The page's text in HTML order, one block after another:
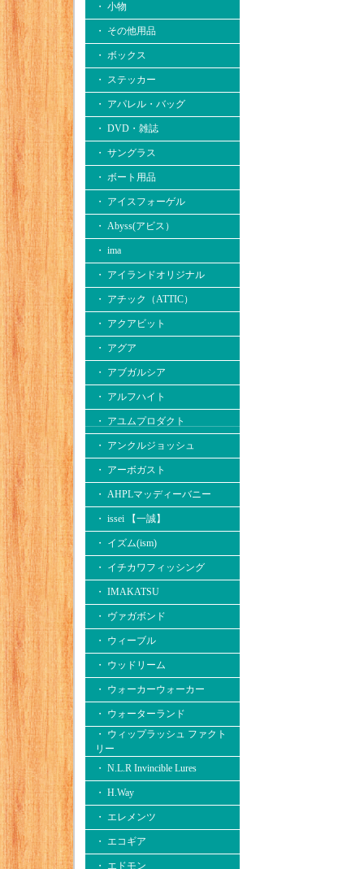
・ 小物
・ その他用品
・ ボックス
・ ステッカー
・ アパレル・バッグ
・ DVD・雑誌
・ サングラス
・ ボート用品
・ アイスフォーゲル
・ Abyss(アビス）
・ ima
・ アイランドオリジナル
・ アチック（ATTIC）
・ アクアビット
・ アグア
・ アブガルシア
・ アルフハイト
・ アユムプロダクト
・ アンクルジョッシュ
・ アーボガスト
・ AHPLマッディーバニー
・ issei 【一誠】
・ イズム(ism)
・ イチカワフィッシング
・ IMAKATSU
・ ヴァガボンド
・ ウィーブル
・ ウッドリーム
・ ウォーカーウォーカー
・ ウォーターランド
・ ウィップラッシュ ファクト
リー
・ N.L.R Invincible Lures
・ H.Way
・ エレメンツ
・ エコギア
・ エドモン